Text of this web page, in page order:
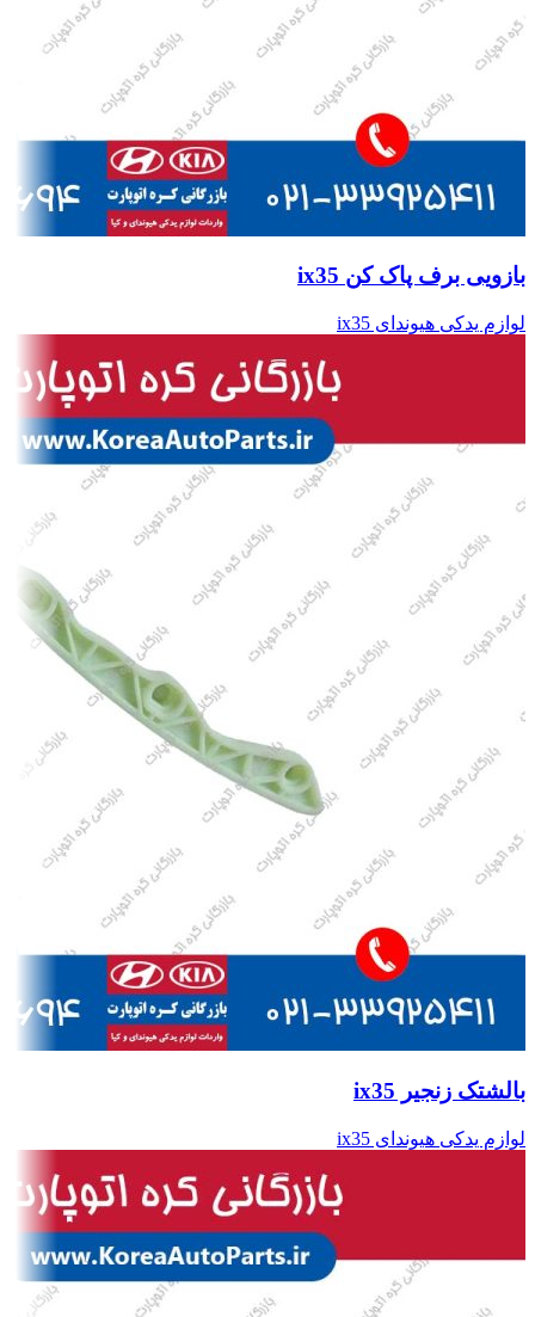
بازویی برف پاک کن ix35
لوازم یدکی هیوندای ix35
بالشتک زنجیر ix35
لوازم یدکی هیوندای ix35